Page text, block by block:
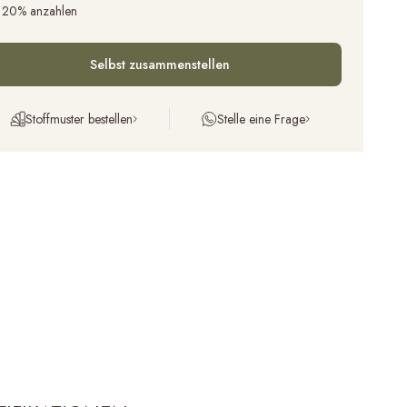
anzahlen
Selbst zusammenstellen
Stoffmuster bestellen Stelle eine Frage